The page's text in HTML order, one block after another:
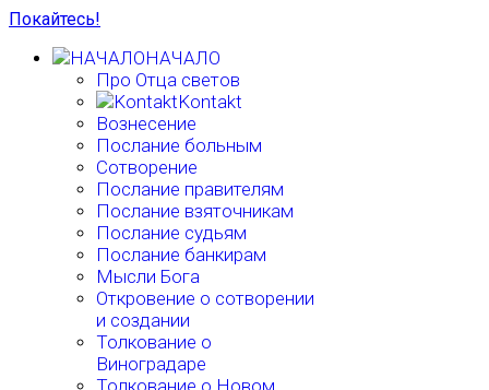
Покайтесь!
НАЧАЛО
Про Отца светов
Kontakt
Вознесение
Послание больным
Сотворение
Послание правителям
Послание взяточникам
Послание судьям
Послание банкирам
Мысли Бога
Откровение о сотворении
и создании
Толкование о
Виноградаре
Толкование о Новом